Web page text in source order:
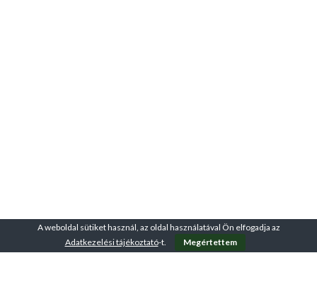
A weboldal sütiket használ, az oldal használatával Ön elfogadja az
Adatkezelési tájékoztató-t. Megértettem